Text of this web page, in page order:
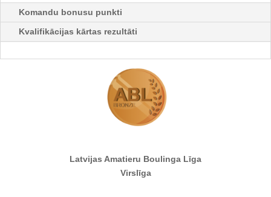
Komandu bonusu punkti
Kvalifikācijas kārtas rezultāti
Latvijas Amatieru Boulinga Līga
Virslīga